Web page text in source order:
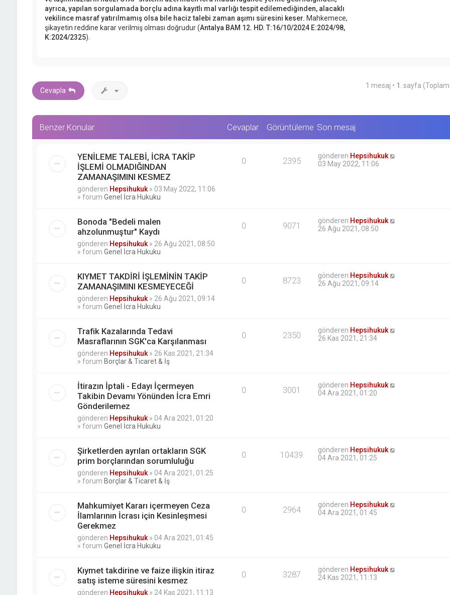
ayrıca, yapılan sorgulamada borçlu adına kayıtlı mal varlığı tespit edilemediğinden, alacaklı
vekilince masraf yatırılmamış olsa bile haciz talebi zaman aşımı süresini keser. Mahkemece,
şikayetin reddine karar verilmiş olması doğrudur (Antalya BAM 12. HD. T:16/10/2024 E:2024/98,
K:2024/2325).
Cevapla
1 mesaj • 1 . sayfa (Toplam
Benzer Konular Cevaplar Görüntüleme Son mesaj
YENİLEME TALEBİ, İCRA TAKİP
İŞLEMİ OLMADIĞINDAN
ZAMANAŞIMINI KESMEZ
gönderen Hepsihukuk» 03 May 2022, 11:06
» forum Genel İcra Hukuku
0 2395 gönderen Hepsihukuk
03 May 2022, 11:06
Bonoda "Bedeli malen
ahzolunmuştur" Kaydı
gönderen Hepsihukuk» 26 Ağu 2021, 08:50
» forum Genel İcra Hukuku
0 9071 gönderen Hepsihukuk
26 Ağu 2021, 08:50
KIYMET TAKDİRİ İŞLEMİNİN TAKİP
ZAMANAŞIMINI KESMEYECEĞİ
gönderen Hepsihukuk» 26 Ağu 2021, 09:14
» forum Genel İcra Hukuku
0 8723 gönderen Hepsihukuk
26 Ağu 2021, 09:14
Trafik Kazalarında Tedavi
Masraflarının SGK'ca Karşılanması
gönderen Hepsihukuk» 26 Kas 2021, 21:34
» forum Borçlar & Ticaret & İş
0 2350 gönderen Hepsihukuk
26 Kas 2021, 21:34
İtirazın İptali - Edayı İçermeyen
Takibin Devamı Yönünden İcra Emri
Gönderilemez
gönderen Hepsihukuk» 04 Ara 2021, 01:20
» forum Genel İcra Hukuku
0 3001 gönderen Hepsihukuk
04 Ara 2021, 01:20
Şirketlerden ayrılan ortakların SGK
prim borçlarından sorumluluğu
gönderen Hepsihukuk» 04 Ara 2021, 01:25
» forum Borçlar & Ticaret & İş
0 10439 gönderen Hepsihukuk
04 Ara 2021, 01:25
Mahkumiyet Kararı içermeyen Ceza
İlamlarının İcrası için Kesinleşmesi
Gerekmez
gönderen Hepsihukuk» 04 Ara 2021, 01:45
» forum Genel İcra Hukuku
0 2964 gönderen Hepsihukuk
04 Ara 2021, 01:45
Kıymet takdirine ve faize ilişkin itiraz
satış isteme süresini kesmez
gönderen Hepsihukuk» 24 Kas 2021, 11:13
0 3287 gönderen Hepsihukuk
24 Kas 2021, 11:13